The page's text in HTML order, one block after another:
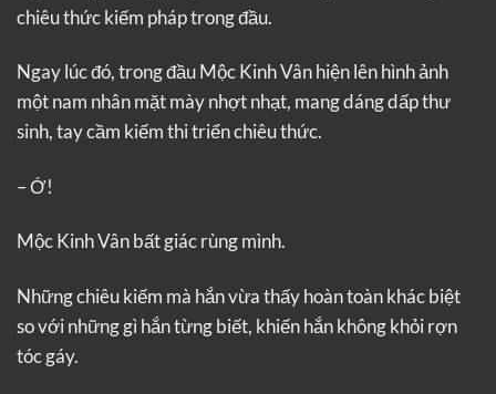
chiêu thức kiếm pháp trong đầu.
Ngay lúc đó, trong đầu Mộc Kinh Vân hiện lên hình ảnh
một nam nhân mặt mày nhợt nhạt, mang dáng dấp thư
sinh, tay cầm kiếm thi triển chiêu thức.
– Ớ!
Mộc Kinh Vân bất giác rùng mình.
Những chiêu kiếm mà hắn vừa thấy hoàn toàn khác biệt
so với những gì hắn từng biết, khiến hắn không khỏi rợn
tóc gáy.